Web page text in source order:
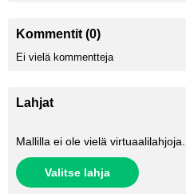
Kommentit (0)
Ei vielä kommentteja
Lahjat
Mallilla ei ole vielä
Valitse lahja